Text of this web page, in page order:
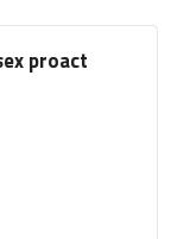
proact